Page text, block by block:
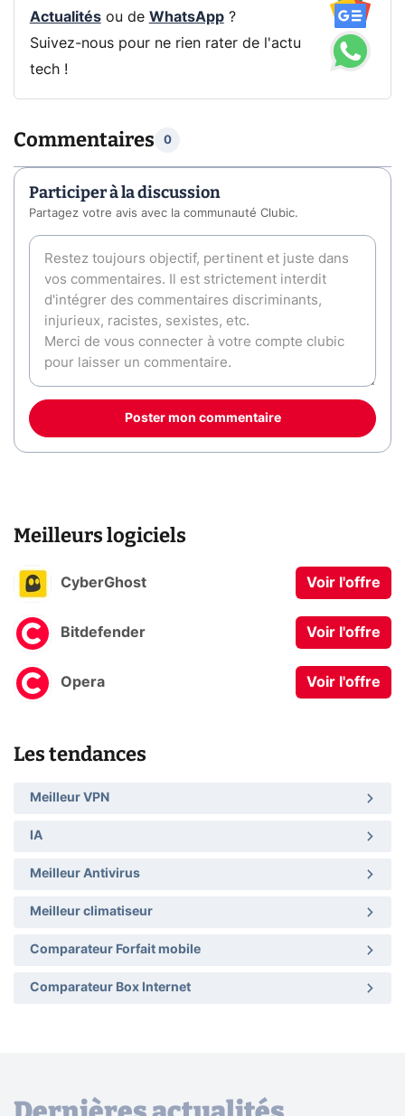
Actualitésou de WhatsApp?
Suivez-nous pour ne rien rater de l'actu
tech !
Commentaires 0
Participer à la discussion
Partagez votre avis avec la communauté Clubic.
Poster mon commentaire
Meilleurs logiciels
CyberGhost Voir l'offre
Bitdefender Voir l'offre
Opera Voir l'offre
Les tendances
Meilleur VPN
IA
Meilleur Antivirus
Meilleur climatiseur
Comparateur Forfait mobile
Comparateur Box Internet